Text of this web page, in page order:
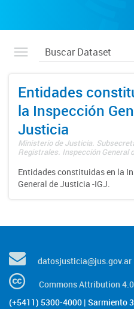
Entidades
la Inspección
Justicia
Ministerio de Justicia.
Registrales. Inspección General
Entidades constituidas en la
General de Justicia -IGJ.
datosjusticia@jus.gov.ar
Commons Attribution
(+5411) 5300-4000 | Sarmiento